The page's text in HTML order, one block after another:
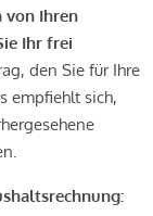
von Ihren
Ihr frei
den Sie für Ihre
empfiehlt sich,